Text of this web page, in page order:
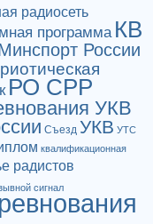
радиосеть
программа КВ
России
РО СРР
УКВ
Съезд УКВ УТС
квалификационная
радистов
сигнал